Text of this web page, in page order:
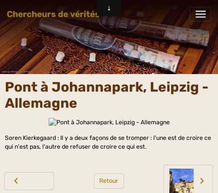
Chercheurs de vérités
Pont à Johannapark, Leipzig -
Allemagne
Soren Kierkegaard : Il y a deux façons de se tromper : l'une est de croire ce
qui n'est pas, l'autre de refuser de croire ce qui est.
Retour